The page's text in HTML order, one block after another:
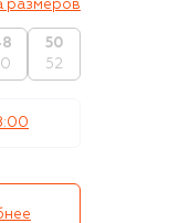
размеров
50
52